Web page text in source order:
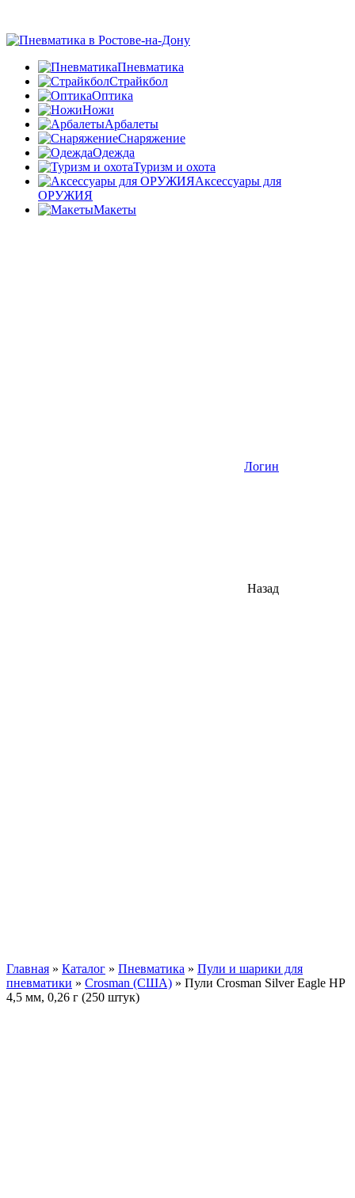
Пневматика
Страйкбол
Оптика
Ножи
Арбалеты
Снаряжение
Одежда
Туризм и охота
Аксессуары для
ОРУЖИЯ
Макеты
Логин
Назад
Главная » Каталог » Пневматика » Пули и шарики для
пневматики » Crosman (США) » Пули Crosman Silver Eagle HP
4,5 мм, 0,26 г (250 штук)